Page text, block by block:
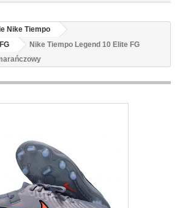
Nike Tiempo
Nike Tiempo Legend 10 Elite FG